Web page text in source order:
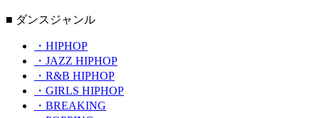
■ ダンスジャンル
・HIPHOP
・JAZZ HIPHOP
・R&B HIPHOP
・GIRLS HIPHOP
・BREAKING